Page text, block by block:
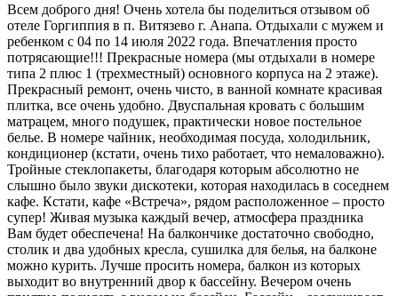
Всем доброго дня! Очень хотела бы поделиться отзывом об
отеле Горгиппия в п. Витязево г. Анапа. Отдыхали с мужем и
ребенком с 04 по 14 июля 2022 года. Впечатления просто
потрясающие!!! Прекрасные номера (мы отдыхали в номере
типа 2 плюс 1 (трехместный) основного корпуса на 2 этаже).
Прекрасный ремонт, очень чисто, в ванной комнате красивая
плитка, все очень удобно. Двуспальная кровать с большим
матрацем, много подушек, практически новое постельное
белье. В номере чайник, необходимая посуда, холодильник,
кондиционер (кстати, очень тихо работает, что немаловажно).
Тройные стеклопакеты, благодаря которым абсолютно не
слышно было звуки дискотеки, которая находилась в соседнем
кафе. Кстати, кафе «Встреча», рядом расположенное – просто
супер! Живая музыка каждый вечер, атмосфера праздника
Вам будет обеспечена! На балкончике достаточно свободно,
столик и два удобных кресла, сушилка для белья, на балконе
можно курить. Лучше просить номера, балкон из которых
выходит во внутренний двор к бассейну. Вечером очень